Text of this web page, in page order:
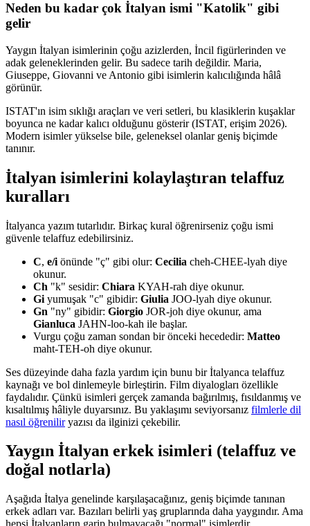
Neden bu kadar çok İtalyan ismi "Katolik" gibi
gelir
Yaygın İtalyan isimlerinin çoğu azizlerden, İncil figürlerinden ve
adak geleneklerinden gelir. Bu sadece tarih değildir. Maria,
Giuseppe, Giovanni ve Antonio gibi isimlerin kalıcılığında hâlâ
görünür.
ISTAT'ın isim sıklığı araçları ve veri setleri, bu klasiklerin kuşaklar
boyunca ne kadar kalıcı olduğunu gösterir (ISTAT, erişim 2026).
Modern isimler yükselse bile, geleneksel olanlar geniş biçimde
tanınır.
İtalyan isimlerini kolaylaştıran telaffuz
kuralları
İtalyanca yazım tutarlıdır. Birkaç kural öğrenirseniz çoğu ismi
güvenle telaffuz edebilirsiniz.
C, e/i önünde "ç" gibi olur: Cecilia cheh-CHEE-lyah diye
okunur.
Ch "k" sesidir: Chiara KYAH-rah diye okunur.
Gi yumuşak "c" gibidir: Giulia JOO-lyah diye okunur.
Gn "ny" gibidir: Giorgio JOR-joh diye okunur, ama
Gianluca JAHN-loo-kah ile başlar.
Vurgu çoğu zaman sondan bir önceki hecededir: Matteo
maht-TEH-oh diye okunur.
Ses düzeyinde daha fazla yardım için bunu bir İtalyanca telaffuz
kaynağı ve bol dinlemeyle birleştirin. Film diyalogları özellikle
faydalıdır. Çünkü isimleri gerçek zamanda bağırılmış, fısıldanmış ve
kısaltılmış hâliyle duyarsınız. Bu yaklaşımı seviyorsanız filmlerle dil
nasıl öğreniliryazısı da ilginizi çekebilir.
Yaygın İtalyan erkek isimleri (telaffuz ve
doğal notlarla)
Aşağıda İtalya genelinde karşılaşacağınız, geniş biçimde tanınan
erkek adları var. Bazıları belirli yaş gruplarında daha yaygındır. Ama